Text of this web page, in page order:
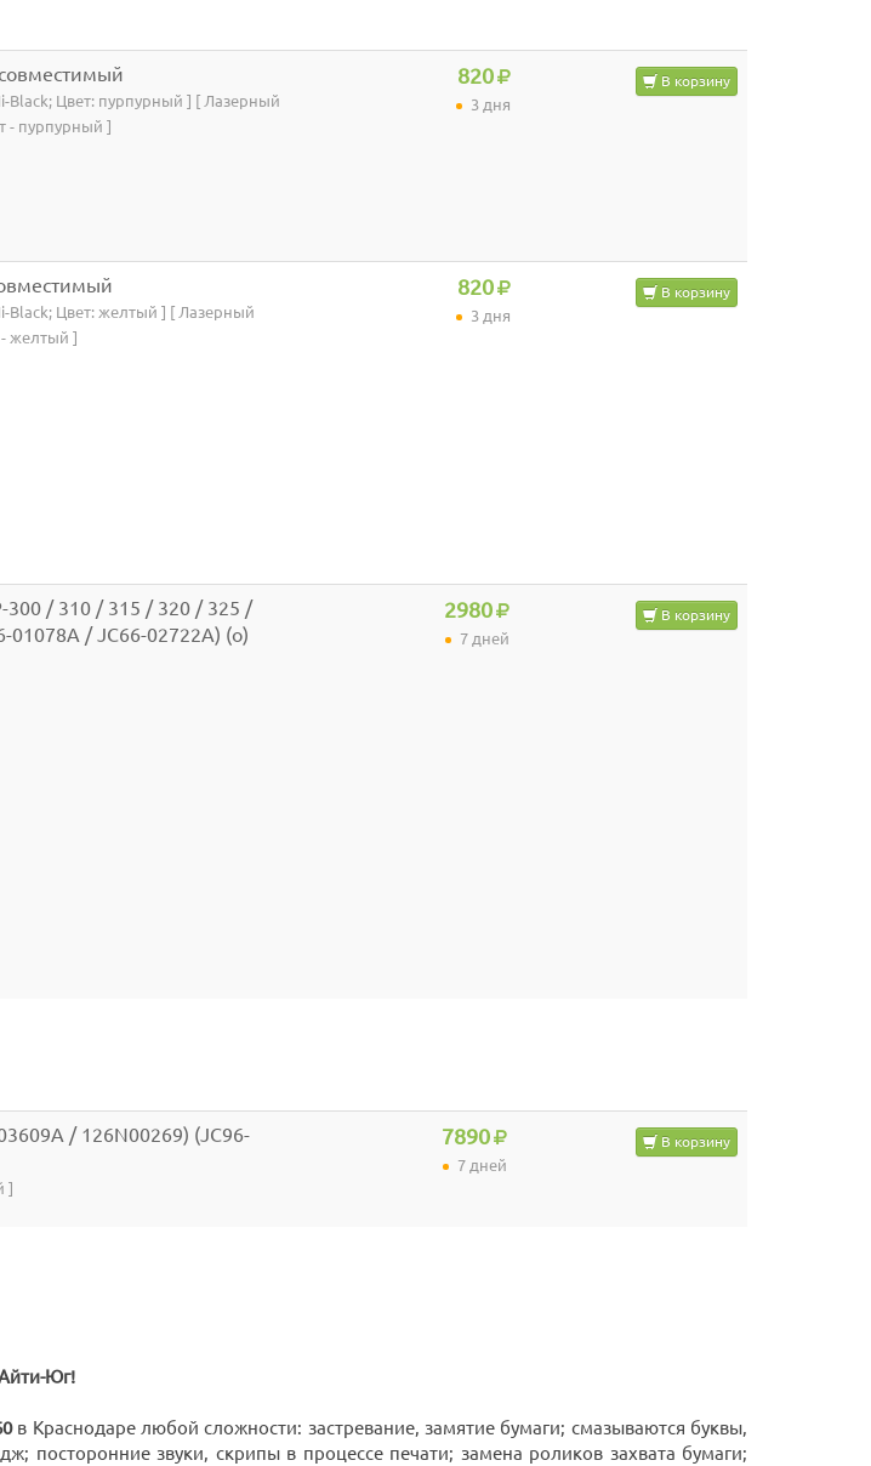
Black; Цвет: пурпурный ] [ Лазерный
- пурпурный ]
820
3 дня
В корзину
Black; Цвет: желтый ] [ Лазерный
- желтый ]
820
3 дня
В корзину
300 / 310 / 315 / 320 / 325 /
01078A / JC66-02722A) (o)
2980
7 дней
В корзину
/ 126N00269) (JC96-
]
7890
7 дней
В корзину
Юг!
в Краснодаре любой сложности: застревание, замятие бумаги; смазываются буквы,
посторонние звуки, скрипы в процессе печати; замена роликов захвата бумаги;